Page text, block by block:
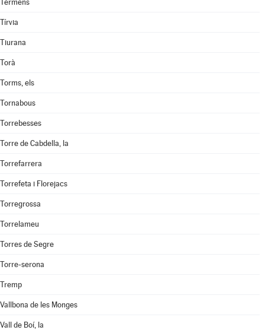
Térmens
Tírvia
Tiurana
Torà
Torms, els
Tornabous
Torrebesses
Torre de Cabdella, la
Torrefarrera
Torrefeta i Florejacs
Torregrossa
Torrelameu
Torres de Segre
Torre-serona
Tremp
Vallbona de les Monges
Vall de Boí, la